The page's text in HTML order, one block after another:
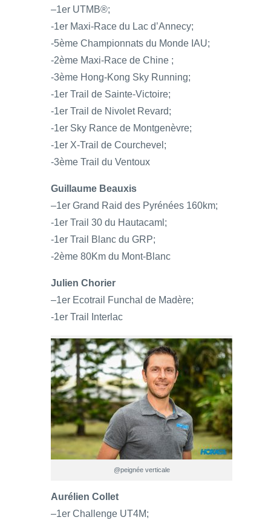
–1er UTMB®;
-1er Maxi-Race du Lac d’Annecy;
-5ème Championnats du Monde IAU;
-2ème Maxi-Race de Chine ;
-3ème Hong-Kong Sky Running;
-1er Trail de Sainte-Victoire;
-1er Trail de Nivolet Revard;
-1er Sky Rance de Montgenèvre;
-1er X-Trail de Courchevel;
-3ème Trail du Ventoux
Guillaume Beauxis
–1er Grand Raid des Pyrénées 160km;
-1er Trail 30 du Hautacaml;
-1er Trail Blanc du GRP;
-2ème 80Km du Mont-Blanc
Julien Chorier
–1er Ecotrail Funchal de Madère;
-1er Trail Interlac
@peignée verticale
Aurélien Collet
–1er Challenge UT4M;